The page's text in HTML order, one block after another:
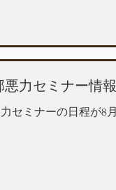
悪力セミナー情
セミナーの日程が8